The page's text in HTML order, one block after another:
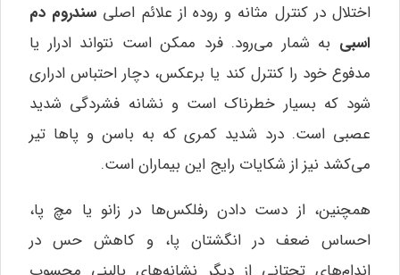
اختلال در کنترل مثانه و روده از علائم اصلی سندروم دم
اسبی به شمار می‌رود. فرد ممکن است نتواند ادرار یا
مدفوع خود را کنترل کند یا برعکس، دچار احتباس ادراری
شود که بسیار خطرناک است و نشانه فشردگی شدید
عصبی است. درد شدید کمری که به باسن و پاها تیر
می‌کشد نیز از شکایات رایج این بیماران است.
همچنین، از دست دادن رفلکس‌ها در زانو یا مچ پا،
احساس ضعف در انگشتان پا، و کاهش حس در